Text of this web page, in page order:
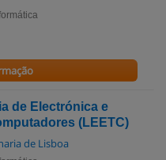
de Electrónica e
(LEETC)
de Lisboa